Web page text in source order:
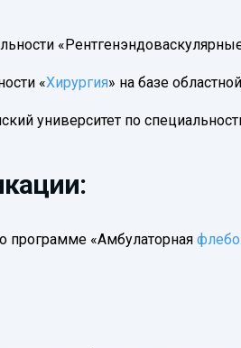
«Хирургия» на базе
университет по
«Амбулаторная